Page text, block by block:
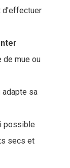
d'effectuer
de mue ou
adapte sa
possible
secs et